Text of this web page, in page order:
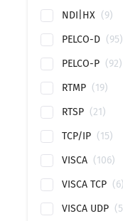
NDI|HX
9
PELCO-D
95
PELCO-P
92
RTMP
19
RTSP
21
TCP/IP
15
VISCA
106
VISCA TCP
6
VISCA UDP
5